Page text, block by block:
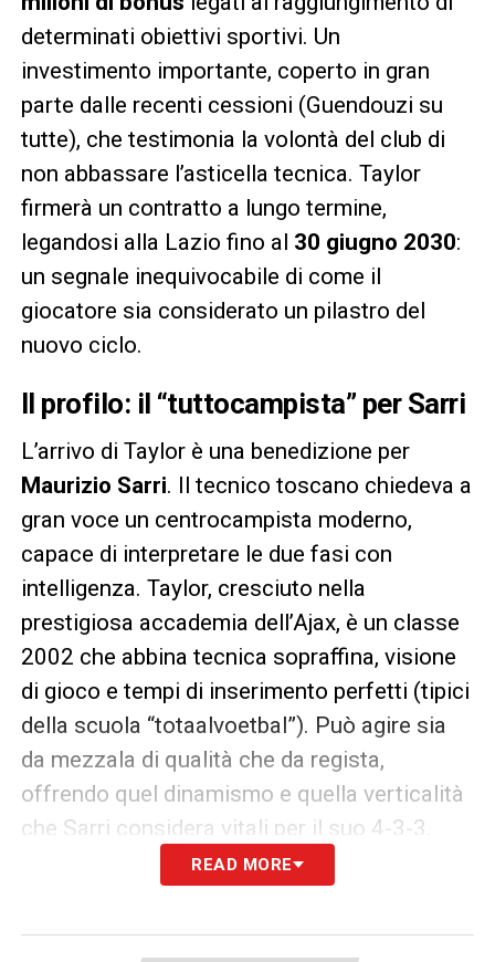
determinati obiettivi sportivi. Un
investimento importante, coperto in gran
parte dalle recenti cessioni (Guendouzi su
tutte), che testimonia la volontà del club di
non abbassare l’asticella tecnica. Taylor
firmerà un contratto a lungo termine,
legandosi alla Lazio fino al 30 giugno 2030:
un segnale inequivocabile di come il
giocatore sia considerato un pilastro del
nuovo ciclo.
Il profilo: il “tuttocampista” per Sarri
L’arrivo di Taylor è una benedizione per
Maurizio Sarri. Il tecnico toscano chiedeva a
gran voce un centrocampista moderno,
capace di interpretare le due fasi con
intelligenza. Taylor, cresciuto nella
prestigiosa accademia dell’Ajax, è un classe
2002 che abbina tecnica sopraffina, visione
di gioco e tempi di inserimento perfetti (tipici
della scuola “totaalvoetbal”). Può agire sia
da mezzala di qualità che da regista,
offrendo quel dinamismo e quella verticalità
che Sarri considera vitali per il suo 4-3-3.
Sbarco immediato
Non c’è tempo da perdere: il giocatore ha già
READ MORE